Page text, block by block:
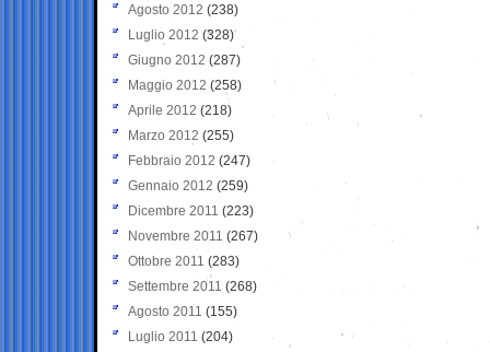
Agosto 2012 (238)
Luglio 2012 (328)
Giugno 2012 (287)
Maggio 2012 (258)
Aprile 2012 (218)
Marzo 2012 (255)
Febbraio 2012 (247)
Gennaio 2012 (259)
Dicembre 2011 (223)
Novembre 2011 (267)
Ottobre 2011 (283)
Settembre 2011 (268)
Agosto 2011 (155)
Luglio 2011 (204)